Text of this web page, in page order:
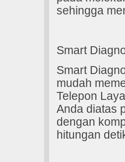
sehingga
Smart
Smart
mudah
Telepon
Anda diatas
dengan
hitungan